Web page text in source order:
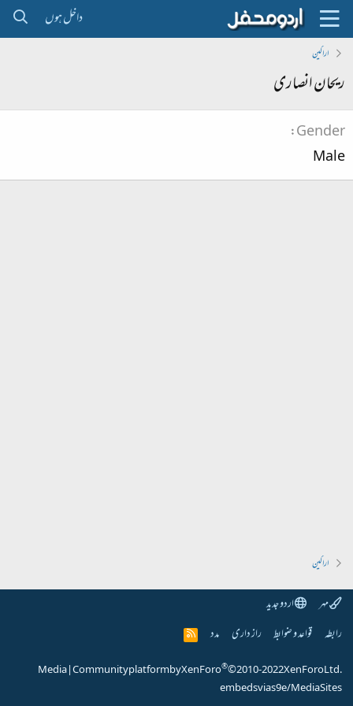
داخل ہوں
اراکین
ریحان انصاری
Gender
Male
اراکین
مہر
اردو جدید
رابطہ قواعد و ضوابط راز داری مدد
R
S
Community platform by XenForo®© 2010-2022 XenForo Ltd.
|
Media
embeds via s9e/MediaSites